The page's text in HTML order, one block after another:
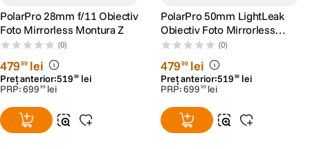
PolarPro 28mm f/11 Obiectiv
Foto Mirrorless Montura Z
(0)
47999 lei
Preț anterior:519 99 lei
PRP:699 99 lei
PolarPro 50mm LightLeak
Obiectiv Foto Mirrorless
Montura RF (0)
47999 lei
Preț anterior:519 99 lei
PRP:699 99 lei